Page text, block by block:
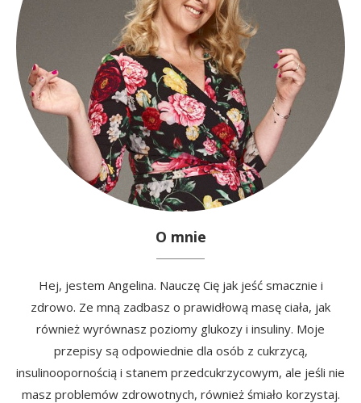
O mnie
Hej, jestem Angelina. Nauczę Cię jak jeść smacznie i
zdrowo. Ze mną zadbasz o prawidłową masę ciała, jak
również wyrównasz poziomy glukozy i insuliny. Moje
przepisy są odpowiednie dla osób z cukrzycą,
insulinoopornością i stanem przedcukrzycowym, ale jeśli nie
masz problemów zdrowotnych, również śmiało korzystaj.